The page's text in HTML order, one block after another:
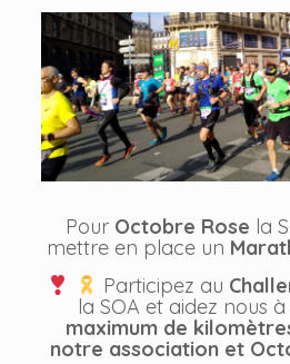
Pour Octobre Rose la
mettre en place un
Participez au
la SOA et aidez nous à
maximum de
notre association et